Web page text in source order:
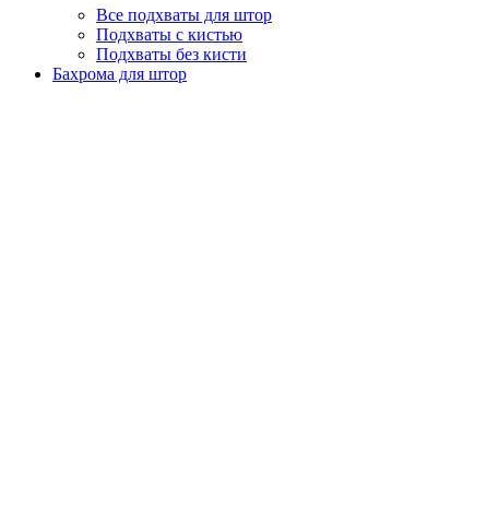
Все подхваты для штор
Подхваты с кистью
Подхваты без кисти
Бахрома для штор